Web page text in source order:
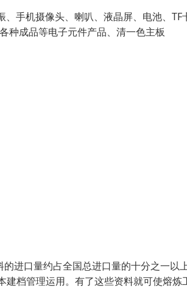
手机摄像头、喇叭、液晶屏、电池、TF
种成品等电子元件产品、清一色主板
进口量约占全国总进口量的十分之一以
建档管理运用。有了这些资料就可使熔炼